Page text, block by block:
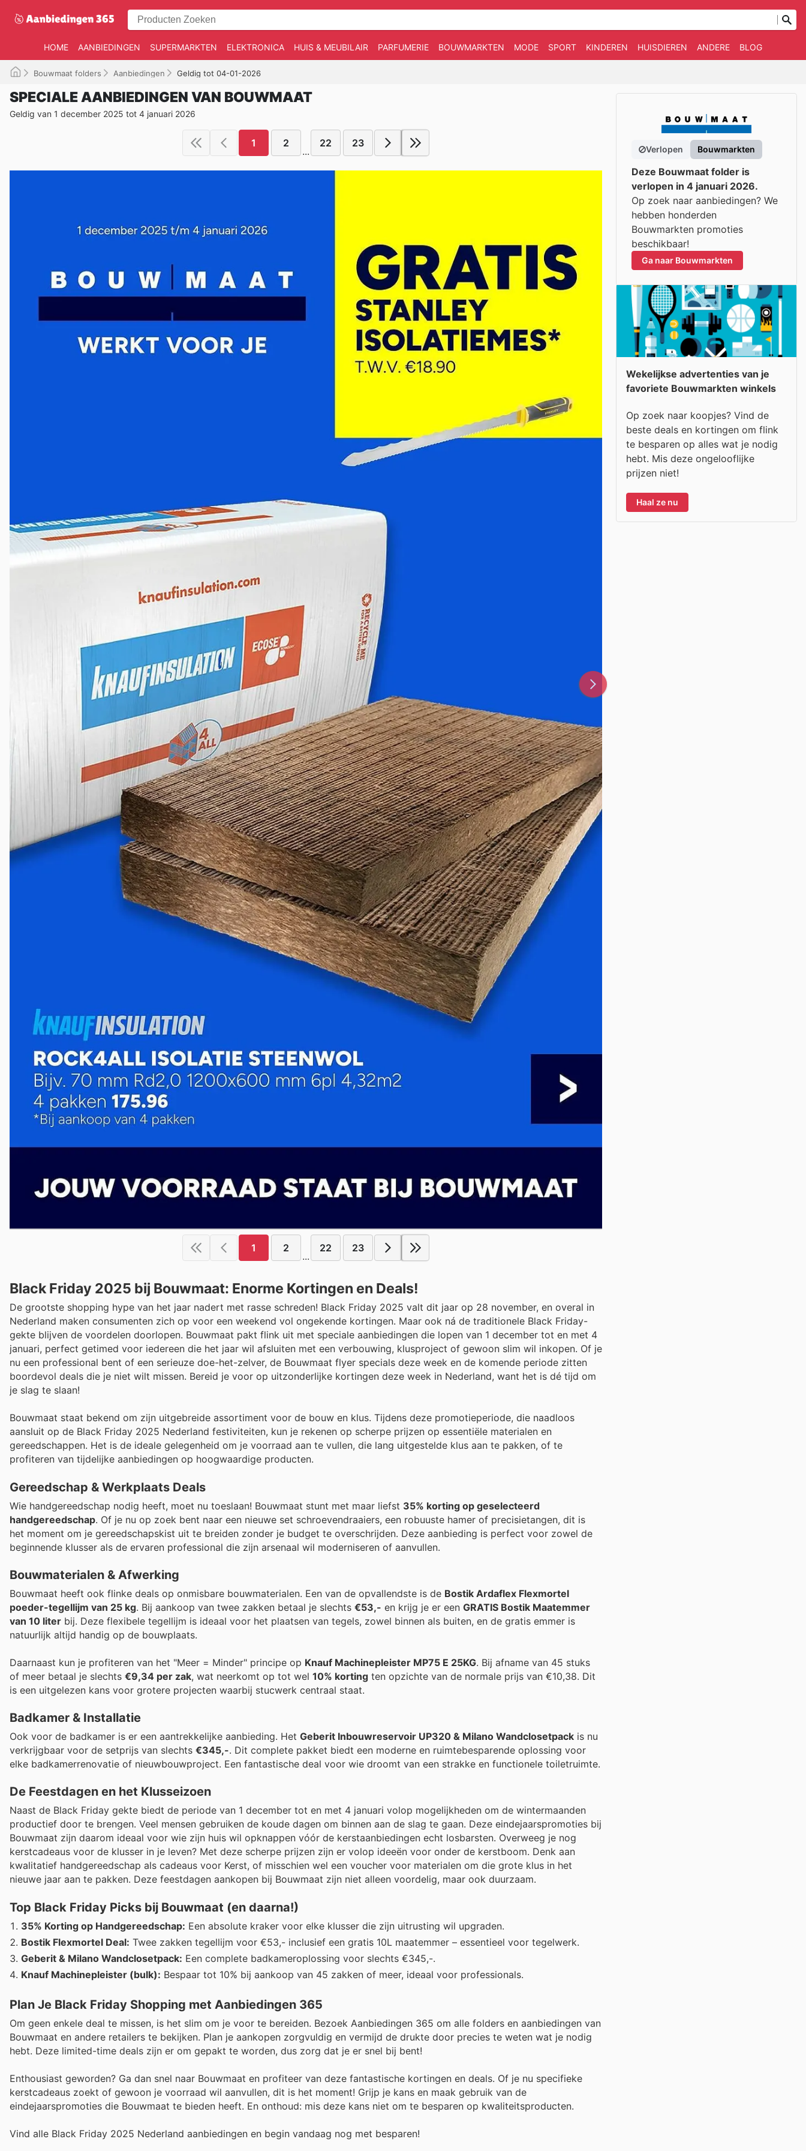
HOME AANBIEDINGEN SUPERMARKTEN ELEKTRONICA HUIS & MEUBILAIR PARFUMERIE BOUWMARKTEN MODE SPORT KINDEREN HUISDIEREN ANDERE BLOG
Bouwmaat folders Aanbiedingen Geldig tot 04-01-2026
SPECIALE AANBIEDINGEN VAN BOUWMAAT
Geldig van 1 december 2025 tot 4 januari 2026
1 2
...
22 23
1 2
...
22 23
Black Friday 2025 bij Bouwmaat: Enorme Kortingen en Deals!
De grootste shopping hype van het jaar nadert met rasse schreden! Black Friday 2025 valt dit jaar op 28 november, en overal in
Nederland maken consumenten zich op voor een weekend vol ongekende kortingen. Maar ook ná de traditionele Black Friday-
gekte blijven de voordelen doorlopen. Bouwmaat pakt flink uit met speciale aanbiedingen die lopen van 1 december tot en met 4
januari, perfect getimed voor iedereen die het jaar wil afsluiten met een verbouwing, klusproject of gewoon slim wil inkopen. Of je
nu een professional bent of een serieuze doe-het-zelver, de Bouwmaat flyer specials deze week en de komende periode zitten
boordevol deals die je niet wilt missen. Bereid je voor op uitzonderlijke kortingen deze week in Nederland, want het is dé tijd om
je slag te slaan!
Bouwmaat staat bekend om zijn uitgebreide assortiment voor de bouw en klus. Tijdens deze promotieperiode, die naadloos
aansluit op de Black Friday 2025 Nederland festiviteiten, kun je rekenen op scherpe prijzen op essentiële materialen en
gereedschappen. Het is de ideale gelegenheid om je voorraad aan te vullen, die lang uitgestelde klus aan te pakken, of te
profiteren van tijdelijke aanbiedingen op hoogwaardige producten.
Gereedschap & Werkplaats Deals
Wie handgereedschap nodig heeft, moet nu toeslaan! Bouwmaat stunt met maar liefst 35% korting op geselecteerd
handgereedschap. Of je nu op zoek bent naar een nieuwe set schroevendraaiers, een robuuste hamer of precisietangen, dit is
het moment om je gereedschapskist uit te breiden zonder je budget te overschrijden. Deze aanbieding is perfect voor zowel de
beginnende klusser als de ervaren professional die zijn arsenaal wil moderniseren of aanvullen.
Bouwmaterialen & Afwerking
Bouwmaat heeft ook flinke deals op onmisbare bouwmaterialen. Een van de opvallendste is de Bostik Ardaflex Flexmortel
poeder-tegellijm van 25 kg. Bij aankoop van twee zakken betaal je slechts €53,- en krijg je er een GRATIS Bostik Maatemmer
van 10 liter bij. Deze flexibele tegellijm is ideaal voor het plaatsen van tegels, zowel binnen als buiten, en de gratis emmer is
natuurlijk altijd handig op de bouwplaats.
Daarnaast kun je profiteren van het "Meer = Minder" principe op Knauf Machinepleister MP75 E 25KG. Bij afname van 45 stuks
of meer betaal je slechts €9,34 per zak, wat neerkomt op tot wel 10% korting ten opzichte van de normale prijs van €10,38. Dit
is een uitgelezen kans voor grotere projecten waarbij stucwerk centraal staat.
Badkamer & Installatie
Ook voor de badkamer is er een aantrekkelijke aanbieding. Het Geberit Inbouwreservoir UP320 & Milano Wandclosetpack is nu
verkrijgbaar voor de setprijs van slechts €345,-. Dit complete pakket biedt een moderne en ruimtebesparende oplossing voor
elke badkamerrenovatie of nieuwbouwproject. Een fantastische deal voor wie droomt van een strakke en functionele toiletruimte.
De Feestdagen en het Klusseizoen
Naast de Black Friday gekte biedt de periode van 1 december tot en met 4 januari volop mogelijkheden om de wintermaanden
productief door te brengen. Veel mensen gebruiken de koude dagen om binnen aan de slag te gaan. Deze eindejaarspromoties bij
Bouwmaat zijn daarom ideaal voor wie zijn huis wil opknappen vóór de kerstaanbiedingen echt losbarsten. Overweeg je nog
kerstcadeaus voor de klusser in je leven? Met deze scherpe prijzen zijn er volop ideeën voor onder de kerstboom. Denk aan
kwalitatief handgereedschap als cadeaus voor Kerst, of misschien wel een voucher voor materialen om die grote klus in het
nieuwe jaar aan te pakken. Deze feestdagen aankopen bij Bouwmaat zijn niet alleen voordelig, maar ook duurzaam.
Top Black Friday Picks bij Bouwmaat (en daarna!)
35% Korting op Handgereedschap: Een absolute kraker voor elke klusser die zijn uitrusting wil upgraden.
Bostik Flexmortel Deal: Twee zakken tegellijm voor €53,- inclusief een gratis 10L maatemmer – essentieel voor tegelwerk.
Geberit & Milano Wandclosetpack: Een complete badkameroplossing voor slechts €345,-.
Knauf Machinepleister (bulk): Bespaar tot 10% bij aankoop van 45 zakken of meer, ideaal voor professionals.
Plan Je Black Friday Shopping met Aanbiedingen 365
Om geen enkele deal te missen, is het slim om je voor te bereiden. Bezoek Aanbiedingen 365 om alle folders en aanbiedingen van
Bouwmaat en andere retailers te bekijken. Plan je aankopen zorgvuldig en vermijd de drukte door precies te weten wat je nodig
hebt. Deze limited-time deals zijn er om gepakt te worden, dus zorg dat je er snel bij bent!
Enthousiast geworden? Ga dan snel naar Bouwmaat en profiteer van deze fantastische kortingen en deals. Of je nu specifieke
kerstcadeaus zoekt of gewoon je voorraad wil aanvullen, dit is het moment! Grijp je kans en maak gebruik van de
eindejaarspromoties die Bouwmaat te bieden heeft. En onthoud: mis deze kans niet om te besparen op kwaliteitsproducten.
Vind alle Black Friday 2025 Nederland aanbiedingen en begin vandaag nog met besparen!
Verlopen Bouwmarkten
Deze Bouwmaat folder is
verlopen in 4 januari 2026.
Op zoek naar aanbiedingen? We
hebben honderden
Bouwmarkten promoties
beschikbaar!
Ga naar Bouwmarkten
Wekelijkse advertenties van je
favoriete Bouwmarkten winkels
Op zoek naar koopjes? Vind de
beste deals en kortingen om flink
te besparen op alles wat je nodig
hebt. Mis deze ongelooflijke
prijzen niet!
Haal ze nu